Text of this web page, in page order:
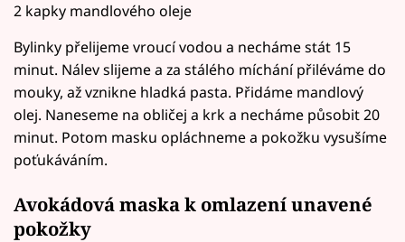
2 kapky mandlového oleje
Bylinky přelijeme vroucí vodou a necháme stát 15
minut. Nálev slijeme a za stálého míchání přiléváme do
mouky, až vznikne hladká pasta. Přidáme mandlový
olej. Naneseme na obličej a krk a necháme působit 20
minut. Potom masku opláchneme a pokožku vysušíme
poťukáváním.
Avokádová maska k omlazení unavené
pokožky